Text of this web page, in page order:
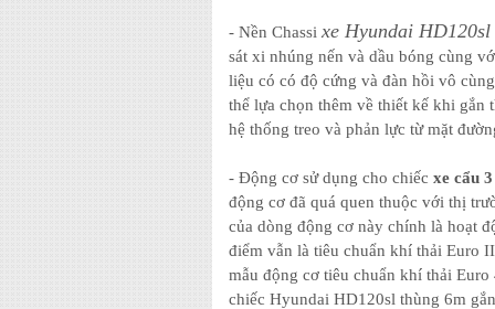
- Nền Chassi xe Hyundai HD120sl
sát xi nhúng nến và dầu bóng cùng
liệu có có độ cứng và đàn hồi vô
thể lựa chọn thêm về thiết kế khi gắn
hệ thống treo và phản lực từ mặt
- Động cơ sử dụng cho chiếc xe cẩu
động cơ đã quá quen thuộc với thị
của dòng động cơ này chính là hoạt
điểm vẫn là tiêu chuẩn khí thải Euro
mẫu động cơ tiêu chuẩn khí thải
chiếc Hyundai HD120sl thùng 6m